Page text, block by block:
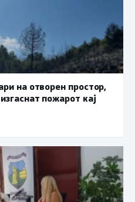
на отворен простор,
пожарот кај